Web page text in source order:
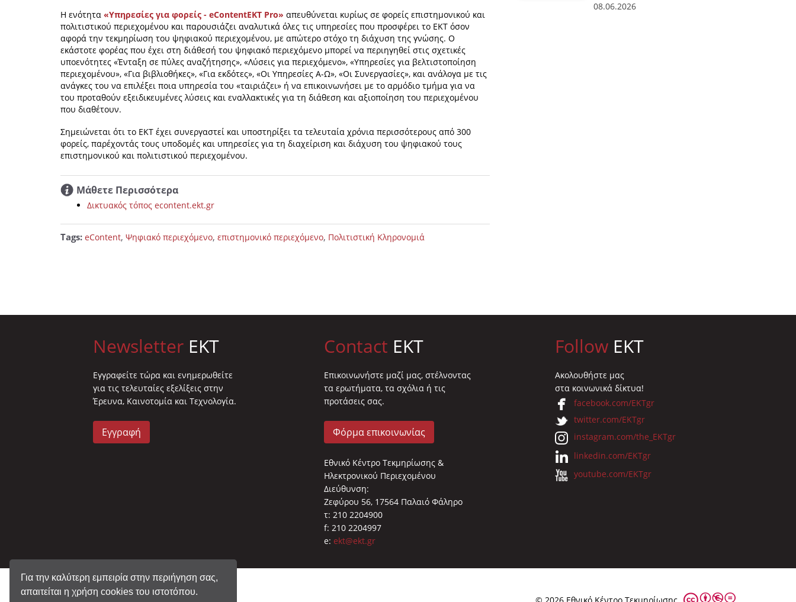
Για την καλύτερη εμπειρία στην περιήγηση σας,
απαιτείται η χρήση cookies του ιστοτόπου.
Η ενότητα «Υπηρεσίες για φορείς - eContentΕΚΤ Pro» απευθύνεται κυρίως σε φορείς επιστημονικού και
πολιτιστικού περιεχομένου και παρουσιάζει αναλυτικά όλες τις υπηρεσίες που προσφέρει το ΕΚΤ όσον
αφορά την τεκμηρίωση του ψηφιακού περιεχομένου, με απώτερο στόχο τη διάχυση της γνώσης. Ο
εκάστοτε φορέας που έχει στη διάθεσή του ψηφιακό περιεχόμενο μπορεί να περιηγηθεί στις σχετικές
υποενότητες «Ένταξη σε πύλες αναζήτησης», «Λύσεις για περιεχόμενο», «Υπηρεσίες για βελτιστοποίηση
περιεχομένου», «Για βιβλιοθήκες», «Για εκδότες», «Οι Υπηρεσίες Α-Ω», «Οι Συνεργασίες», και ανάλογα με τις
ανάγκες του να επιλέξει ποια υπηρεσία του «ταιριάζει» ή να επικοινωνήσει με το αρμόδιο τμήμα για να
του προταθούν εξειδικευμένες λύσεις και εναλλακτικές για τη διάθεση και αξιοποίηση του περιεχομένου
που διαθέτουν.
Σημειώνεται ότι το ΕΚΤ έχει συνεργαστεί και υποστηρίξει τα τελευταία χρόνια περισσότερους από 300
φορείς, παρέχοντάς τους υποδομές και υπηρεσίες για τη διαχείριση και διάχυση του ψηφιακού τους
επιστημονικού και πολιτιστικού περιεχομένου.
Μάθετε Περισσότερα
Δικτυακός τόπος econtent.ekt.gr
Tags: eContent, Ψηφιακό περιεχόμενο, επιστημονικό περιεχόμενο, Πολιτιστική Κληρονομιά
08.06.2026
Newsletter EKT
Eγγραφείτε τώρα και ενημερωθείτε
για τις τελευταίες εξελίξεις στην
Έρευνα, Καινοτομία και Τεχνολογία.
Εγγραφή
Contact EKT
Επικοινωνήστε μαζί μας, στέλνοντας
τα ερωτήματα, τα σχόλια ή τις
προτάσεις σας.
Φόρμα επικοινωνίας
Εθνικό Κέντρο Τεκμηρίωσης &
Ηλεκτρονικού Περιεχομένου
Διεύθυνση:
Ζεφύρου 56, 17564 Παλαιό Φάληρο
τ: 210 2204900
f: 210 2204997
e: ekt@ekt.gr
Follow EKT
Ακολουθήστε μας
στα κοινωνικά δίκτυα!
facebook.com/EKTgr
twitter.com/EKTgr
instagram.com/the_EKTgr
linkedin.com/EKTgr
youtube.com/EKTgr